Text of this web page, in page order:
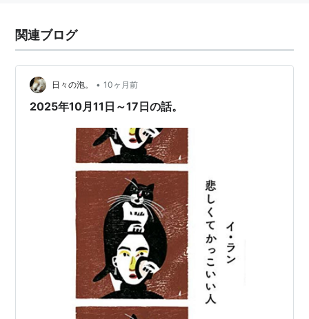
関連ブログ
日々の泡。 • 10ヶ月前
2025年10月11日～17日の話。